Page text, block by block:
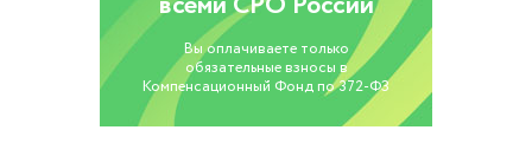
Вы оплачиваете только
обязательные взносы в
Компенсационный Фонд по 372-ФЗ